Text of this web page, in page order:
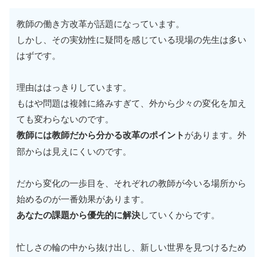
教師の働き方改革が話題になっています。
しかし、その実効性に疑問を感じている現場の先生は多い
はずです。
理由ははっきりしています。
もはや問題は複雑に絡みすぎて、外から少々の変化を加え
ても変わらないのです。
教師には教師だから分かる改革のポイントがあります。外
部からは見えにくいのです。
だから変化の一歩目を、それぞれの教師が今いる場所から
始めるのが一番効果があります。
あなたの課題から優先的に解決していくからです。
忙しさの輪の中から抜け出し、新しい世界を見つけるため